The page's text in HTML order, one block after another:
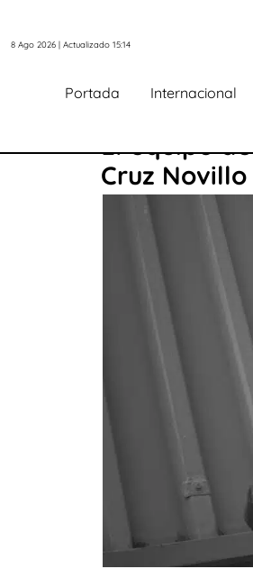
8 Ago 2026 | Actualizado 15:14
Portada Internacional
El equipo
Cruz